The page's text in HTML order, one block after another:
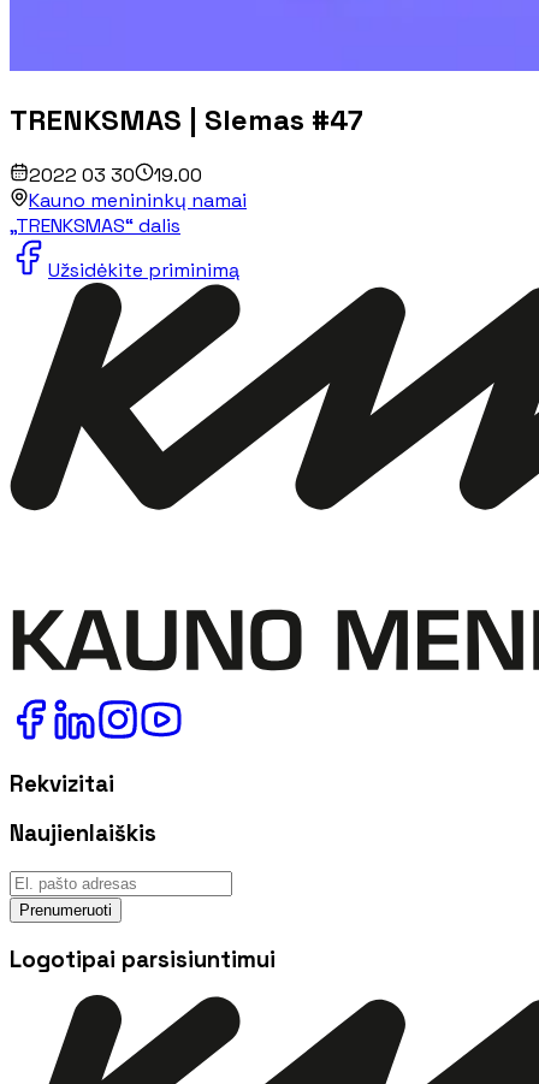
TRENKSMAS | Slemas #47
2022 03 30
19.00
Kauno menininkų namai
„TRENKSMAS“ dalis
Užsidėkite priminimą
Rekvizitai
Naujienlaiškis
Prenumeruoti
Logotipai parsisiuntimui